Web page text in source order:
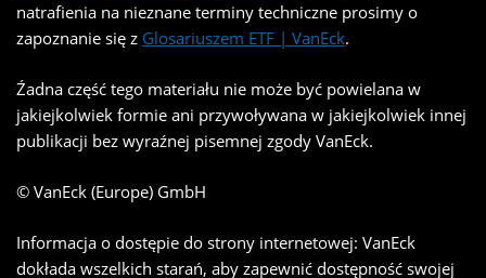
natrafienia na nieznane terminy techniczne prosimy o
zapoznanie się z Glosariuszem ETF | VanEck.
Źadna część tego materiału nie może być powielana w
jakiejkolwiek formie ani przywoływana w jakiejkolwiek innej
publikacji bez wyraźnej pisemnej zgody VanEck.
© VanEck (Europe) GmbH
Informacja o dostępie do strony internetowej: VanEck
dokłada wszelkich starań, aby zapewnić dostępność swojej